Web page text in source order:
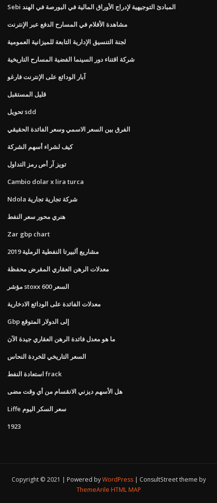
Sebi المبادئ التوجيهية لإدراج الأوراق المالية في البورصة في الهند
مشاهدة الأفلام في المسارح الدفع عبر الإنترنت
لجنة التنسيق الإدارية التابعة للميزانية العمومية
شركة اقتناء دور السينما الفضية المسارح التاريخية
آبار الودائع على الإنترنت فارغو
قليل المستقبل
تحويل sdd
الفرق بين السعر الاسمي وسعر الفائدة الحقيقي
كيف لشراء أسهم الشركة
تويز آر أص رمز التداول
Cambio dolar x lira turca
Ndola شركة تجارية تجارية
هنري محور سعر النفط
Zar gbp chart
مشاريع ألبيرتا النفطية الرملية 2019
معدلات الرهن العقاري المقرض محفظة
مؤشر stoxx 600 السعر
معدلات الفائدة على الودائع الادخارية
Gbp إلى الدولار المتوقع
ما هو معدل فائدة الرهن العقاري جيدة الآن
السعر التاريخي للخردة النحاس
استعادة النفط frack
هل الأسهم ديزني الانقسام من أي وقت مضى
Liffe سعر السكر اليوم
1923
Copyright © 2021 | Powered byWordPress
ConsultStreet theme by
ThemeArile HTML MAP